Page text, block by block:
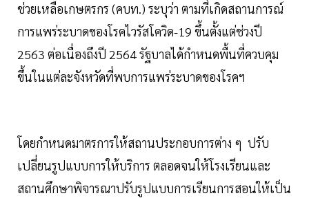
ช่วยเหลือเกษตรกร (คบท.) ระบุว่า ตามที่เกิดสถานการณ์
การแพร่ระบาดของโรคไวรัสโควิด-19 ขึ้นตั้งแต่ช่วงปี
2563 ต่อเนื่องถึงปี 2564 รัฐบาลได้กำหนดพื้นที่ควบคุม
ขึ้นในแต่ละจังหวัดที่พบการแพร่ระบาดของโรคฯ
โดยกำหนดมาตรการให้สถานประกอบการต่าง ๆ ปรับ
เปลี่ยนรูปแบบการให้บริการ ตลอดจนให้โรงเรียนและ
สถานศึกษาพิจารณาปรับรูปแบบการเรียนการสอนให้เป็น